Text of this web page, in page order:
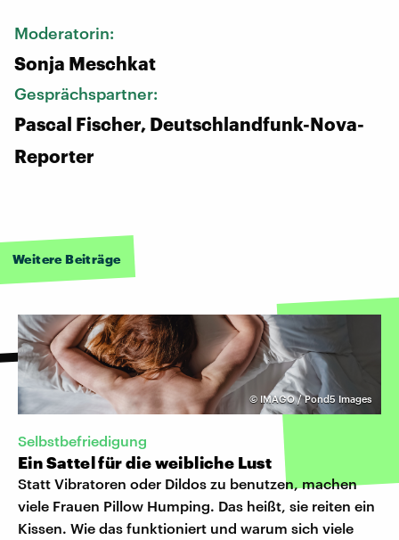
Moderatorin:
Sonja Meschkat
Gesprächspartner:
Pascal Fischer, Deutschlandfunk-Nova-
Reporter
Weitere Beiträge
© IMAGO / Pond5 Images
Selbstbefriedigung
Ein Sattel für die weibliche Lust
Statt Vibratoren oder Dildos zu benutzen, machen
viele Frauen Pillow Humping. Das heißt, sie reiten ein
Kissen. Wie das funktioniert und warum sich viele